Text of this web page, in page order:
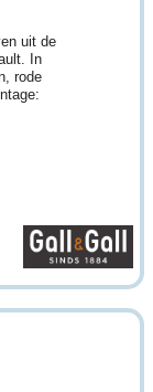
uit de
In
rode